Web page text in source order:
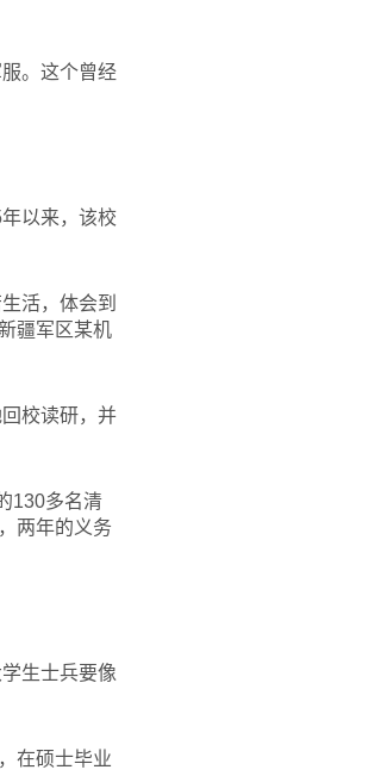
。这个曾经
以来，该校
活，体会到
疆军区某机
校读研，并
130多名清
两年的义务
生士兵要像
在硕士毕业